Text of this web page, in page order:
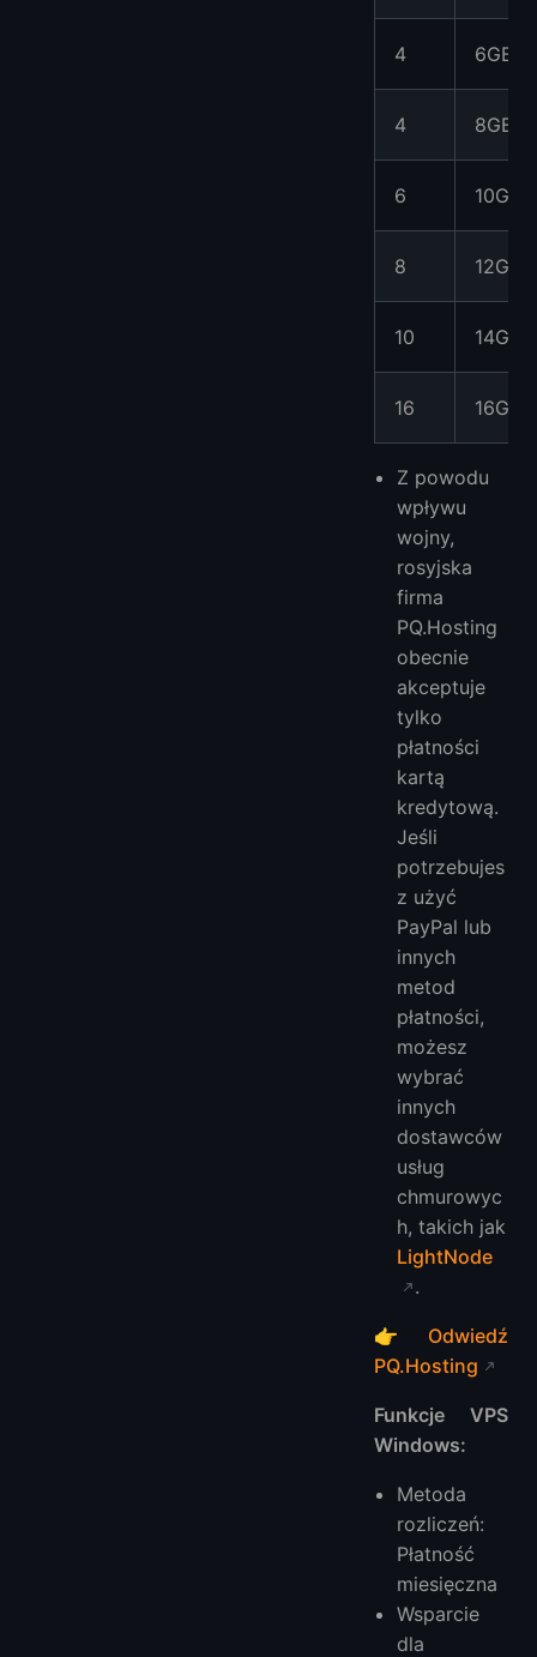
4 6GB
4 8GB
6 10GB
8 12GB
10 14GB
16 16GB
Z powodu
wpływu
wojny,
rosyjska
firma
PQ.Hosting
obecnie
akceptuje
tylko
płatności
kartą
kredytową.
Jeśli
potrzebujes
z użyć
PayPal lub
innych
metod
płatności,
możesz
wybrać
innych
dostawców
usług
chmurowyc
h, takich jak
LightNode
.
👉 Odwiedź
PQ.Hosting
Funkcje VPS
Windows:
Metoda
rozliczeń:
Płatność
miesięczna
Wsparcie
dla